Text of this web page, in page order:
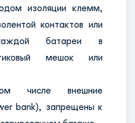
изоляции клемм,
контактов или
батареи в
мешок или
числе внешние
bank), запрещены к